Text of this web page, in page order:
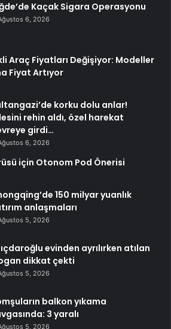
Kaçak Sigara Operasyonu
6, 2026
Araç Fiyatları Değişiyor: Modeller
Fiyat Artıyor
korku dolu anlar!
rehin aldı, özel harekat
girdi…
6, 2026
için Otonom Pod Önerisi
150 milyar yuanlık
anlaşmaları
5, 2026
evinden ayrılırken atılan
dikkat çekti
5, 2026
balkon yıkama
3 yaralı
5, 2026